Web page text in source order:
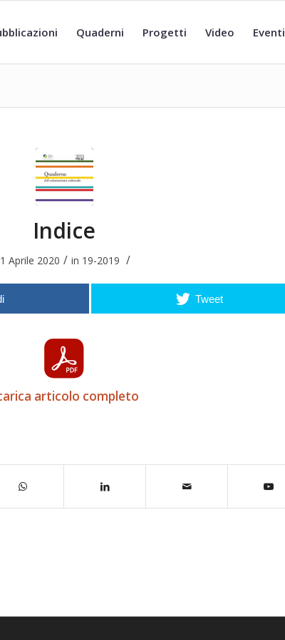
Quaderni Progetti Video Eventi
Indice
Aprile 2020 / in 19-2019 /
Tweet
articolo completo